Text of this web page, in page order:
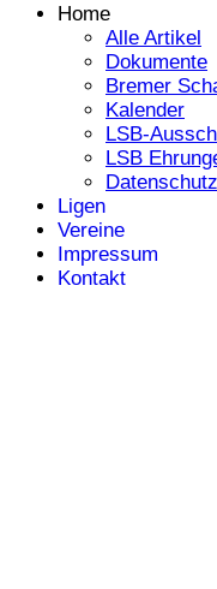
Home
Alle Artikel
Dokumente
Bremer
Kalender
LSB-
LSB
Ligen
Vereine
Impressum
Kontakt